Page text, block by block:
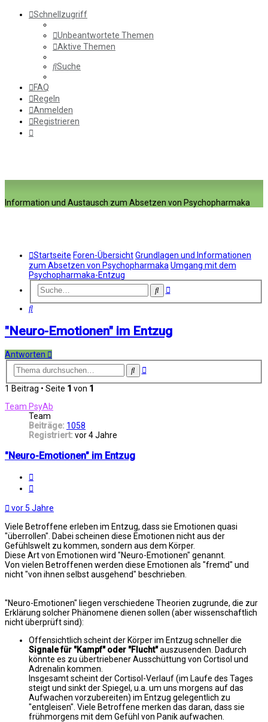
Schnellzugriff
Unbeantwortete Themen
Aktive Themen
Suche
FAQ
Regeln
Anmelden
Registrieren
Information und Austausch zum Absetzen von Psychopharmaka
Startseite Foren-ÜbersichtGrundlagen und Informationen
zum Absetzen von Psychopharmaka Umgang mit dem
Psychopharmaka-Entzug
SucheErweiterte
Suche
"Neuro-Emotionen" im Entzug
Antworten
SucheErweiterte
1 Beitrag • Seite 1 von 1
Team PsyAb
Team
Beiträge: 1058
Registriert: vor 4 Jahre
"Neuro-Emotionen" im Entzug
vor 5 Jahre
Viele Betroffene erleben im Entzug, dass sie Emotionen quasi
"überrollen". Dabei scheinen diese Emotionen nicht aus der
Gefühlswelt zu kommen, sondern aus dem Körper.
Diese Art von Emotionen wird "Neuro-Emotionen" genannt.
Von vielen Betroffenen werden diese Emotionen als "fremd" und
nicht "von ihnen selbst ausgehend" beschrieben.
"Neuro-Emotionen" liegen verschiedene Theorien zugrunde, die zur
Erklärung solcher Phänomene dienen sollen (aber wissenschaftlich
nicht überprüft sind):
Offensichtlich scheint der Körper im Entzug schneller die
Signale für "Kampf" oder "Flucht"auszusenden. Dadurch
könnte es zu übertriebener Ausschüttung von Cortisol und
Adrenalin kommen.
Insgesamt scheint der Cortisol-Verlauf (im Laufe des Tages
steigt und sinkt der Spiegel, u.a. um uns morgens auf das
Aufwachen vorzubereiten) im Entzug gelegentlich zu
"entgleisen". Viele Betroffene merken das daran, dass sie
frühmorgens mit dem Gefühl von Panik aufwachen.